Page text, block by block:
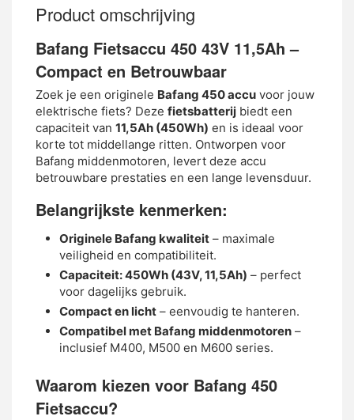
Product omschrijving
Bafang Fietsaccu 450 43V 11,5Ah –
Compact en Betrouwbaar
Zoek je een originele Bafang 450 accu voor jouw
elektrische fiets? Deze fietsbatterij biedt een
capaciteit van 11,5Ah (450Wh) en is ideaal voor
korte tot middellange ritten. Ontworpen voor
Bafang middenmotoren, levert deze accu
betrouwbare prestaties en een lange levensduur.
Belangrijkste kenmerken:
Originele Bafang kwaliteit – maximale
veiligheid en compatibiliteit.
Capaciteit: 450Wh (43V, 11,5Ah) – perfect
voor dagelijks gebruik.
Compact en licht – eenvoudig te hanteren.
Compatibel met Bafang middenmotoren –
inclusief M400, M500 en M600 series.
Waarom kiezen voor Bafang 450
Fietsaccu?